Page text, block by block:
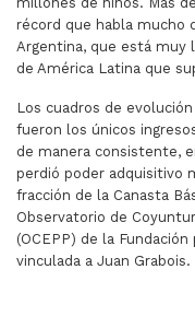
récord que habla mucho
Argentina, que está muy
de América Latina que
Los cuadros de
fueron los únicos
de manera consistente,
perdió poder adquisitivo
fracción de la Canasta
Observatorio de
(OCEPP) de la
vinculada a Juan Grabois.